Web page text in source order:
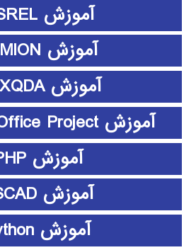
آموزش LISREL
آموزش LUMION
آموزش MAXQDA
آموزش Microsoft Office Project
آموزش PHP
آموزش PSCAD
آموزش python